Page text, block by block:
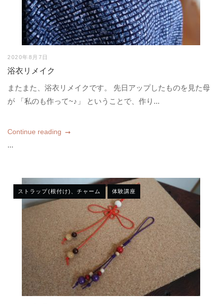
2020年8月7日
浴衣リメイク
またまた、浴衣リメイクです。 先日アップしたものを見た母
が 「私のも作って~♪」 ということで、作り...
Continue reading
...
ストラップ(根付け)、チャーム 体験講座